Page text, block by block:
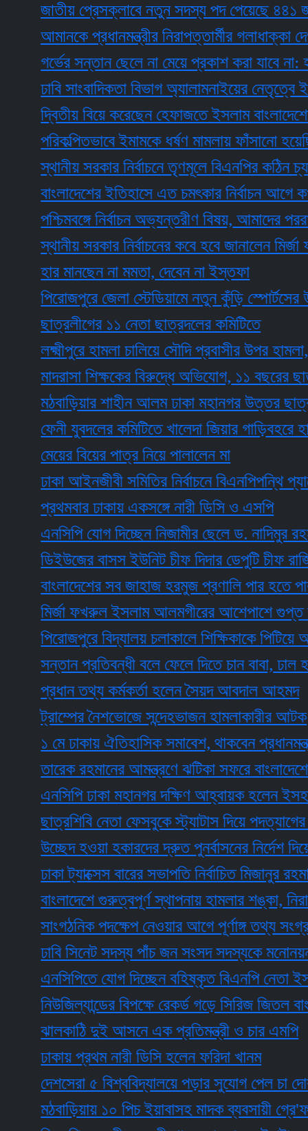
জাতীয় প্রেসক্লাবে নতুন সদস্য পদ পেয়েছে ৪৪১ জন
আমানকে প্রধানমন্ত্রীর নিরাপত্তার্মীর গলাধাক্কা
গর্ভের সন্তান ছেলে না মেয়ে প্রকাশ করা যাবে না:
ঢাবি সাংবাদিকতা বিভাগ অ্যালামনাইয়ের নেতৃত্বে
দ্বিতীয় বিয়ে করেছেন হেফাজতে ইসলাম বাংলাদেশের
পরিকল্পিতভাবে ইমামকে ধর্ষণ মামলায় ফাঁসানো হয়েছিল
স্থানীয় সরকার নির্বাচনে তৃণমূলে বিএনপির কঠিন চ্যালেঞ্জ
বাংলাদেশের ইতিহাসে এত চমৎকার নির্বাচন আগে কখনো
পশ্চিমবঙ্গে নির্বাচন অভ্যন্তরীণ বিষয়, আমাদের
স্থানীয় সরকার নির্বাচনের কবে হবে জানালেন মির্জা ফখরুল
হার মানছেন না মমতা, দেবেন না ইস্তফা
পিরোজপুরে জেলা স্টেডিয়ামে নতুন কুঁড়ি স্পোর্টসের
ছাত্রলীগের ১১ নেতা ছাত্রদলের কমিটিতে
লক্ষ্মীপুরে হামলা চালিয়ে সৌদি প্রবাসীর উপর হামলা,
মাদরাসা শিক্ষকের বিরুদ্ধে অভিযোগ, ১১ বছরের ছাত্রী
মঠবাড়িয়ার শাহীন আলম ঢাকা মহানগর উত্তর
ফেনী যুবদলের কমিটিতে খালেদা জিয়ার গাড়িবহরে
মেয়ের বিয়ের পাত্র নিয়ে পালালেন মা
ঢাকা আইনজীবী সমিতির নির্বাচনে বিএনপিপন্থি
প্রথমবার ঢাকায় একসঙ্গে নারী ডিসি ও এসপি
এনসিপি যোগ দিচ্ছেন নিজামীর ছেলে ড. নাদিমুর রহমান
ডিইউজের বাসস ইউনিট চীফ দিদার ডেপুটি চীফ রাজিব
বাংলাদেশের সব জাহাজ হরমুজ প্রণালি পার হতে পারবে
মির্জা ফখরুল ইসলাম আলমগীরের আশেপাশে গুপ্ত
পিরোজপুরে বিদ্যালয় চলাকালে শিক্ষিকাকে পিটিয়ে
সন্তান প্রতিবন্ধী বলে ফেলে দিতে চান বাবা, ঢাল হয়ে
প্রধান তথ্য কর্মকর্তা হলেন সৈয়দ আবদাল আহমদ
ট্রাম্পের নৈশভোজে সন্দেহভাজন হামলাকারীর আটক
১ মে ঢাকায় ঐতিহাসিক সমাবেশ, থাকবেন প্রধানমন্ত্রী
তারেক রহমানের আমন্ত্রণে ঝটিকা সফরে বাংলাদেশে
এনসিপি ঢাকা মহানগর দক্ষিণ আহ্বায়ক হলেন ইসহাক
ছাত্রশিবি নেতা ফেসবুকে স্ট্যাটাস দিয়ে পদত্যাগের
উচ্ছেদ হওয়া হকারদের দ্রুত পুনর্বাসনের নির্দেশ দিয়েছেন
ঢাকা ট্যাক্সেস বারের সভাপতি নির্বাচিত মিজানুর রহমান
বাংলাদেশে গুরুত্বপূর্ণ স্থাপনায় হামলার শঙ্কা,
সাংগঠনিক পদক্ষেপ নেওয়ার আগে পূর্ণাঙ্গ তথ্য
ঢাবি সিনেট সদস্য পাঁচ জন সংসদ সদস্যকে মনোনয়ন
এনসিপিতে যোগ দিচ্ছেন বহিষ্কৃত বিএনপি নেতা ইসহাক
নিউজিল্যান্ডের বিপক্ষে রেকর্ড গড়ে সিরিজ জিতল
ঝালকাঠি দুই আসনে এক প্রতিমন্ত্রী ও চার এমপি
ঢাকায় প্রথম নারী ডিসি হলেন ফরিদা খানম
দেশসেরা ৫ বিশ্ববিদ্যালয়ে পড়ার সুযোগ পেল চা দোকানির
মঠবাড়িয়ায় ১০ পিচ ইয়াবাসহ মাদক ব্যবসায়ী গ্রে'ফ'তা'র